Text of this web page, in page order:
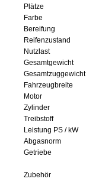
Plätze
Farbe
Bereifung
Reifenzustand
Nutzlast
Gesamtgewicht
Gesamtzuggewicht
Fahrzeugbreite
Motor
Zylinder
Treibstoff
Leistung PS / kW
Abgasnorm
Getriebe
Zubehör